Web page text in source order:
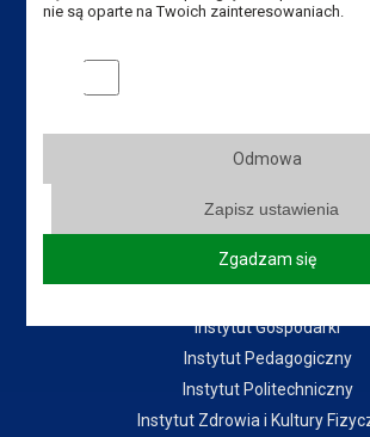
Dostępność
Do pobrania
Instytuty:
Instytut Gospodarki
Instytut Pedagogiczny
Instytut Politechniczny
Instytut Zdrowia i Kultury
nie są oparte na Twoich zainteresowaniach.
Marketingowe pliki cookies
Odmowa
Zapisz ustawienia
Zgadzam się